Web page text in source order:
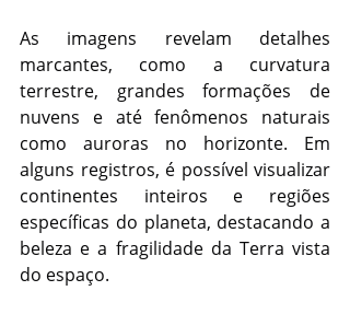
As imagens revelam detalhes
marcantes, como a curvatura
terrestre, grandes formações de
nuvens e até fenômenos naturais
como auroras no horizonte. Em
alguns registros, é possível visualizar
continentes inteiros e regiões
específicas do planeta, destacando a
beleza e a fragilidade da Terra vista
do espaço.